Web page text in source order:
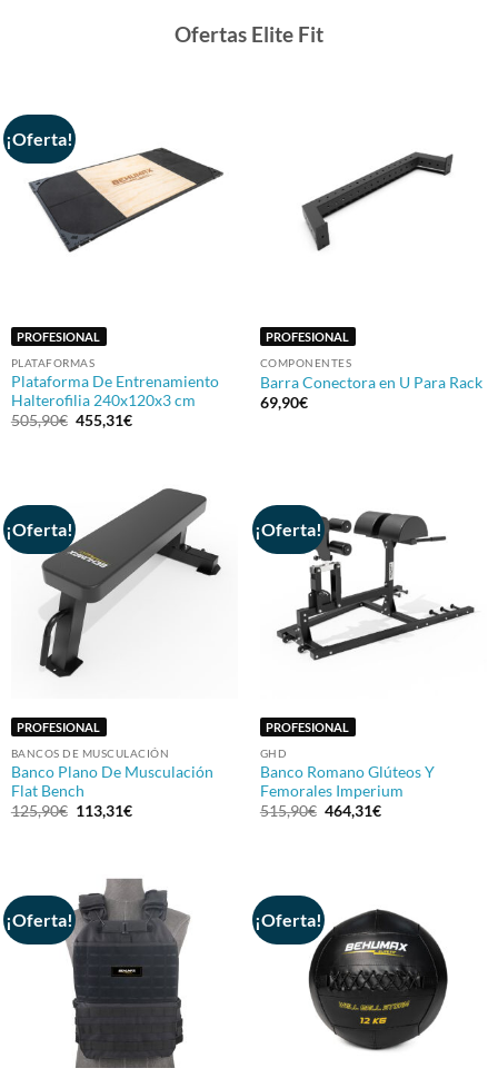
Ofertas Elite Fit
¡Oferta!
PROFESIONAL
PLATAFORMAS
Plataforma De Entrenamiento
Halterofilia 240x120x3 cm
505,90€ El
precio
455,31€El
PROFESIONAL
COMPONENTES
Barra Conectora en U Para Rack
69,90€
¡Oferta!
PROFESIONAL
BANCOS DE MUSCULACIÓN
Banco Plano De Musculación
Flat Bench
125,90€ El
precio
113,31€El
¡Oferta!
PROFESIONAL
GHD
Banco Romano Glúteos Y
Femorales Imperium
515,90€ El
precio
464,31€El
¡Oferta! ¡Oferta!